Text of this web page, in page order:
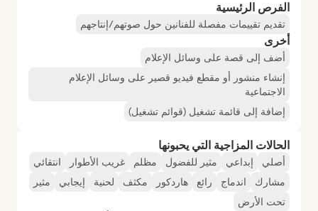
الفرص الرئيسية
تقديم تقييمات مفصلة للفنانين حول صوتهم/إنتاجهم
أخرى
أضف إلى قصة على وسائل الإعلام
إنشاء منشور أو مقطع فيديو قصير على وسائل الإعلام
الاجتماعية
إضافة إلى قائمة تشغيل (قوائم تشغيل)
الحالات المزاجية التي يحبونها
أصلي إبداعي مثير للفضول مظلم غريب الأطوار
انتقائي
مشارك
اندماج رائع هاردكور مكثف لحنية إيجابي
مثير
تحت الأرض